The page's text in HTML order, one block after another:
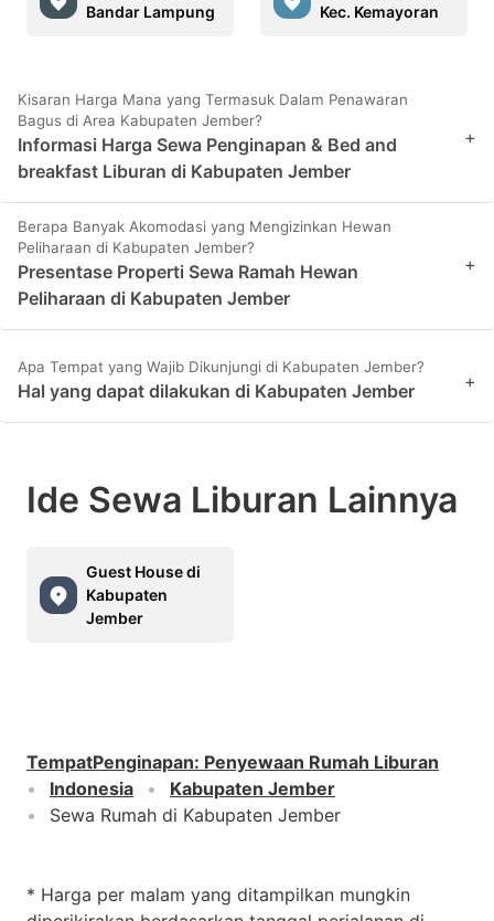
Bandar Lampung
Kec. Kemayoran
Kisaran Harga Mana yang Termasuk Dalam Penawaran
Bagus di Area Kabupaten Jember?
Informasi Harga Sewa Penginapan & Bed and
breakfast Liburan di Kabupaten Jember
+
Berapa Banyak Akomodasi yang Mengizinkan Hewan
Peliharaan di Kabupaten Jember?
Presentase Properti Sewa Ramah Hewan
Peliharaan di Kabupaten Jember
+
Apa Tempat yang Wajib Dikunjungi di Kabupaten Jember?
Hal yang dapat dilakukan di Kabupaten Jember +
Ide Sewa Liburan Lainnya
Guest House di
Kabupaten
Jember
TempatPenginapan: Penyewaan Rumah Liburan
Indonesia
Kabupaten Jember
Sewa Rumah di Kabupaten Jember
* Harga per malam yang ditampilkan mungkin